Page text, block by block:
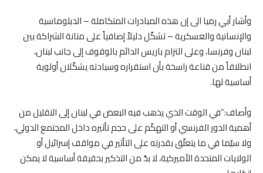
وأشار أبي رميا الى إن هذه المبادرات المتكاملة – الدبلوماسية
والإنسانية والعسكرية – تشكّل دليلاً إضافياً على متانة الشراكة بين
لبنان وفرنسا، وعلى التزام باريس الدائم بالوقوف إلى جانب لبنان،
انطلاقاً من قناعة راسخة بأن استقراره وسيادته يشكّلان أولوية
أساسية لها.
وأصاف:”في الوقت الذي يذهب فيه البعض في لبنان إلى التقليل من
أهمية الدور الفرنسي أو التهكّم على حجم تأثيره داخل المجتمع الدولي،
ولا سيّما في ما يتعلّق بقدرته على التأثير في مواقف إسرائيل أو
الولايات المتحدة الأميركية، لا بدّ من التذكير بحقيقة أساسية لا يمكن